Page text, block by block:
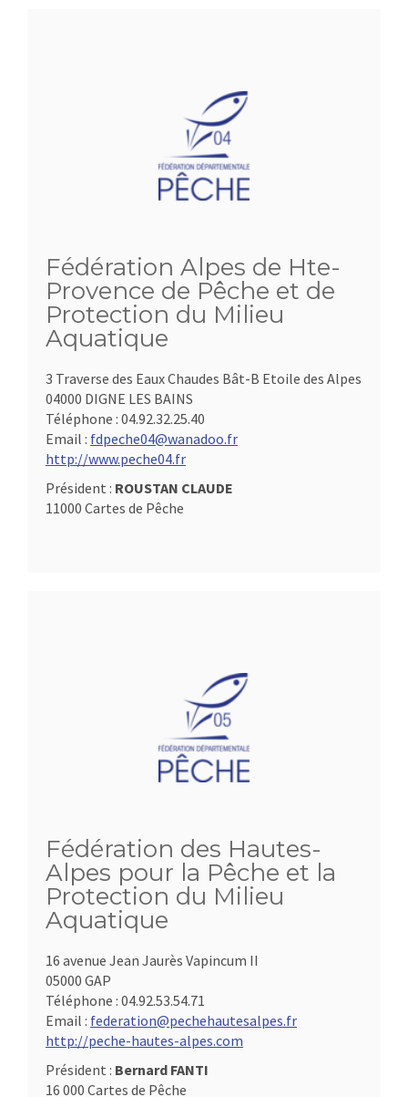
Fédération Alpes de Hte-
Provence de Pêche et de
Protection du Milieu
Aquatique
3 Traverse des Eaux Chaudes Bât-B Etoile des Alpes
04000 DIGNE LES BAINS
Téléphone : 04.92.32.25.40
Email : fdpeche04@wanadoo.fr
http://www.peche04.fr
Président : ROUSTAN CLAUDE
11000 Cartes de Pêche
Fédération des Hautes-
Alpes pour la Pêche et la
Protection du Milieu
Aquatique
16 avenue Jean Jaurès Vapincum II
05000 GAP
Téléphone : 04.92.53.54.71
Email : federation@pechehautesalpes.fr
http://peche-hautes-alpes.com
Président : Bernard FANTI
16 000 Cartes de Pêche